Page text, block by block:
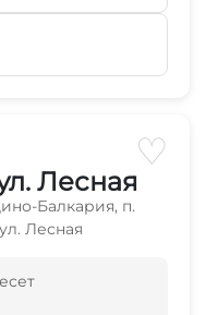
♡
Лесная
Балкария, п.
Лесная